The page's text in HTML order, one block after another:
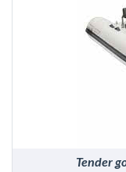
Tender